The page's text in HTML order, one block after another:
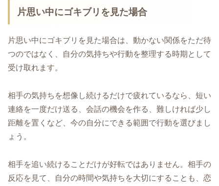
片思い中にゴキブリを見た場合
片思い中にゴキブリを見た場合は、動かない関係をただ待
つのではなく、自分の気持ちや行動を整理する時期として
受け取れます。
相手の気持ちを想像し続けるだけで疲れているなら、短い
連絡を一度だけ送る、会話の機会を作る、難しければ少し
距離を置くなど、今の自分にできる範囲で行動を選びまし
ょう。
相手を追い続けることだけが好転ではありません。相手の
反応を見て、自分の時間や気持ちを大切にすることも、恋